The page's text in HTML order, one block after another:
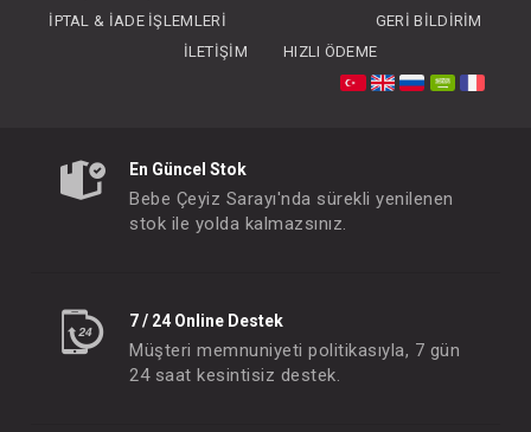
İPTAL & İADE İŞLEMLERI
GERI BILDIRIM
İLETIŞIM
HIZLI ÖDEME
En Güncel Stok
Bebe Çeyiz Sarayı'nda sürekli yenilenen
stok ile yolda kalmazsınız.
7 / 24 Online Destek
Müşteri memnuniyeti politikasıyla, 7 gün
24 saat kesintisiz destek.